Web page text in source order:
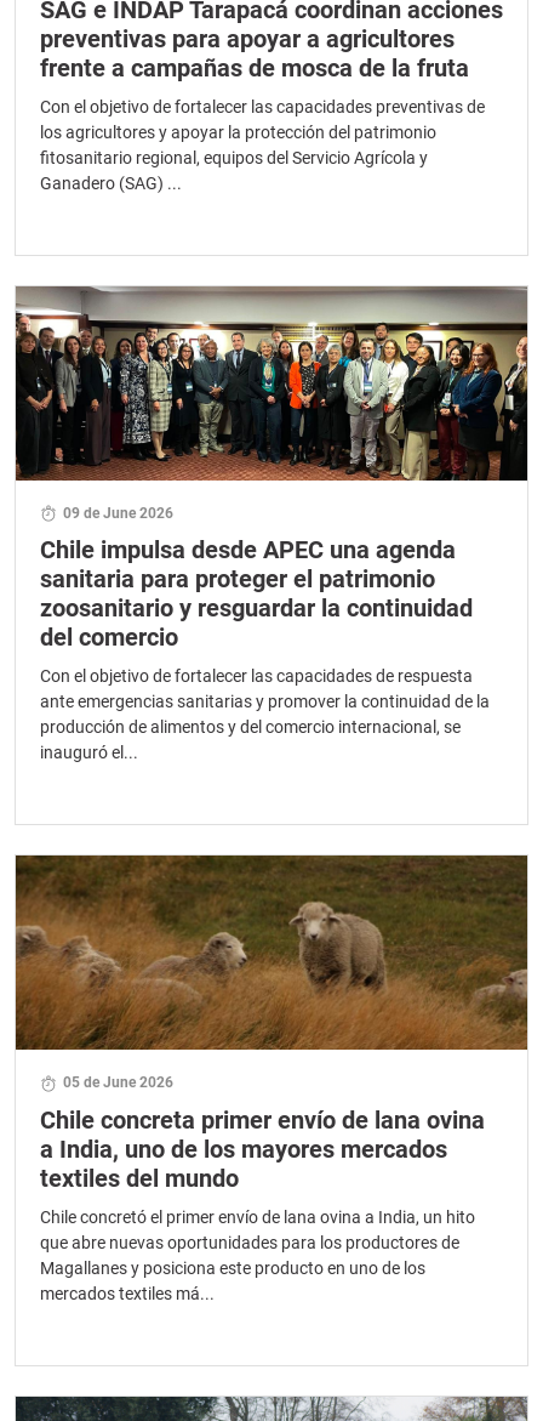
SAG e INDAP Tarapacá coordinan acciones
preventivas para apoyar a agricultores
frente a campañas de mosca de la fruta
Con el objetivo de fortalecer las capacidades preventivas de
los agricultores y apoyar la protección del patrimonio
fitosanitario regional, equipos del Servicio Agrícola y
Ganadero (SAG) ...
09 de June 2026
Chile impulsa desde APEC una agenda
sanitaria para proteger el patrimonio
zoosanitario y resguardar la continuidad
del comercio
Con el objetivo de fortalecer las capacidades de respuesta
ante emergencias sanitarias y promover la continuidad de la
producción de alimentos y del comercio internacional, se
inauguró el...
05 de June 2026
Chile concreta primer envío de lana ovina
a India, uno de los mayores mercados
textiles del mundo
Chile concretó el primer envío de lana ovina a India, un hito
que abre nuevas oportunidades para los productores de
Magallanes y posiciona este producto en uno de los
mercados textiles má...